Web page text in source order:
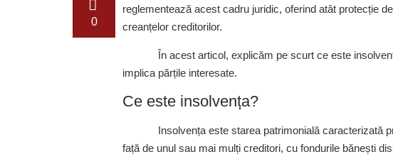
0
reglementează acest cadru juridic, oferind atât protecție
creanțelor creditorilor.
În acest articol, explicăm pe scurt ce este
implica părțile interesate.
Ce este insolvența?
Insolvența este starea patrimonială caracterizată
față de unul sau mai mulți creditori, cu fondurile bănești